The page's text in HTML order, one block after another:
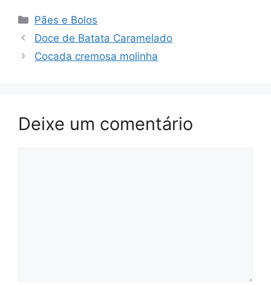
Categorias
Pães e Bolos
Doce de Batata Caramelado
Cocada cremosa molinha
Deixe um comentário